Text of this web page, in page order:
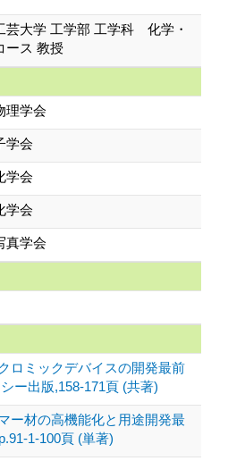
芸大学 工学部 工学科 化学・
ース 教授
理学会
学会
学会
学会
真学会
ロミックデバイスの開発最前
ー出版,158-171頁 (共著)
ー材の高機能化と用途開発最
1-100頁 (単著)